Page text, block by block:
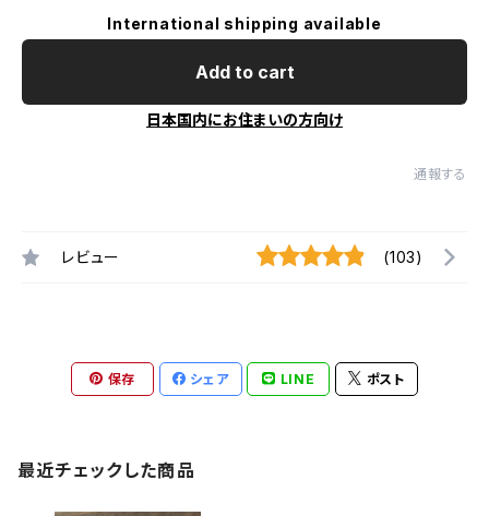
International shipping available
Add to cart
日本国内にお住まいの方向け
通報する
レビュー (103)
保存 シェア LINE ポスト
最近チェックした商品